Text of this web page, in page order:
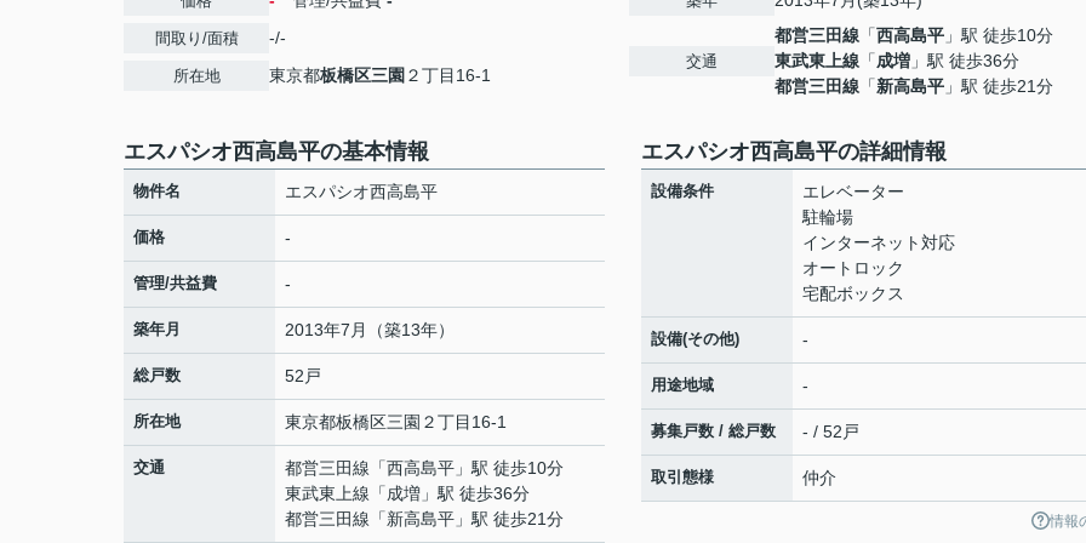
間取り/面積 -/-
所在地 東京都板橋区三園 ２丁目16-1
交通
都営三田線 「西高島平 」駅 徒歩10分
東武東上線 「成増 」駅 徒歩36分
都営三田線 「新高島平 」駅 徒歩21分
エスパシオ西高島平の基本情報
物件名 エスパシオ西高島平
価格 -
管理/共益費 -
築年月 2013年7月（築13年）
総戸数 52戸
所在地 東京都板橋区三園 ２丁目16-1
交通 都営三田線 「西高島平 」駅 徒歩10分
東武東上線 「成増 」駅 徒歩36分
都営三田線 「新高島平 」駅 徒歩21分
エスパシオ西高島平の詳細情報
設備条件
エレベーター
駐輪場
インターネット対応
オートロック
宅配ボックス
設備(その他) -
用途地域 -
募集戸数 / 総戸数 - / 52戸
取引態様 仲介
情報